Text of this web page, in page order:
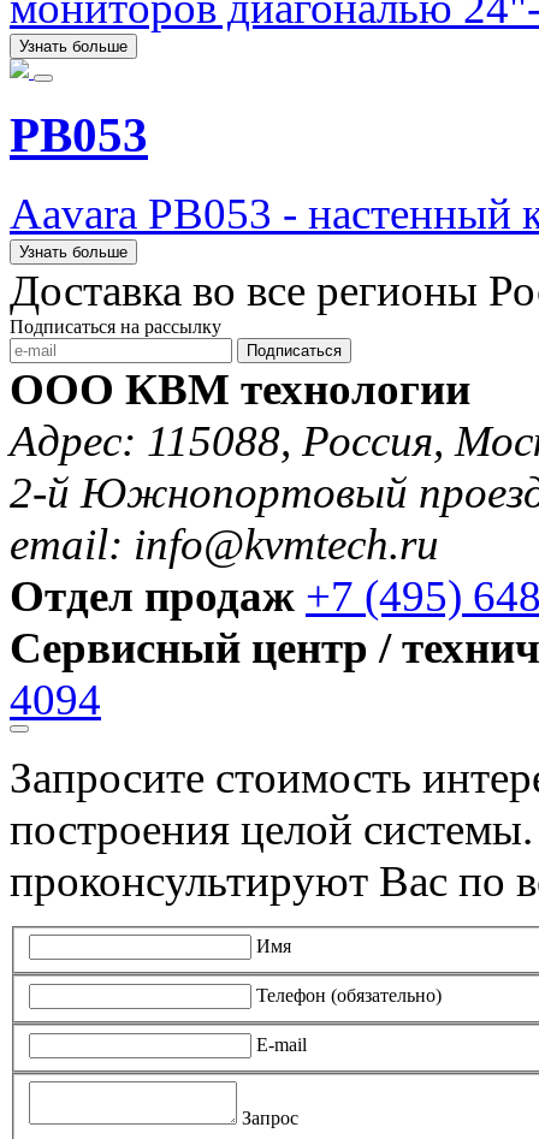
Узнать больше
PB053
Aavara PB053 - настенный
Узнать больше
Доставка во все регионы
Подписаться на рассылку
Подписаться
ООО КВМ технологии
Адрес: 115088, Россия,
2-й Южнопортовый
email: info@kvmtech.ru
Отдел продаж +7 (495)
Сервисный центр /
4094
Запросите стоимость
построения целой
проконсультируют Вас по
Имя
Телефон (обязательно)
E-mail
Запрос